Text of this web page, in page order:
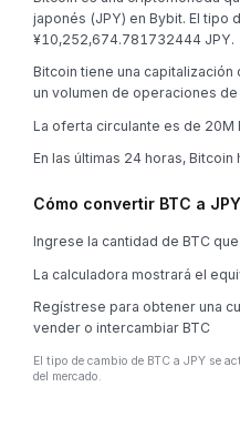
japonés (JPY) en Bybit. El tipo
¥10,252,674.781732444 JPY.
Bitcoin tiene una
un volumen de operaciones
La oferta circulante es de 20M
En las últimas 24 horas, Bitcoin
Cómo convertir BTC a JPY
Ingrese la cantidad de BTC
La calculadora mostrará el
Regístrese para obtener una
vender o intercambiar BTC
El tipo de cambio de BTC a JPY se
del mercado.